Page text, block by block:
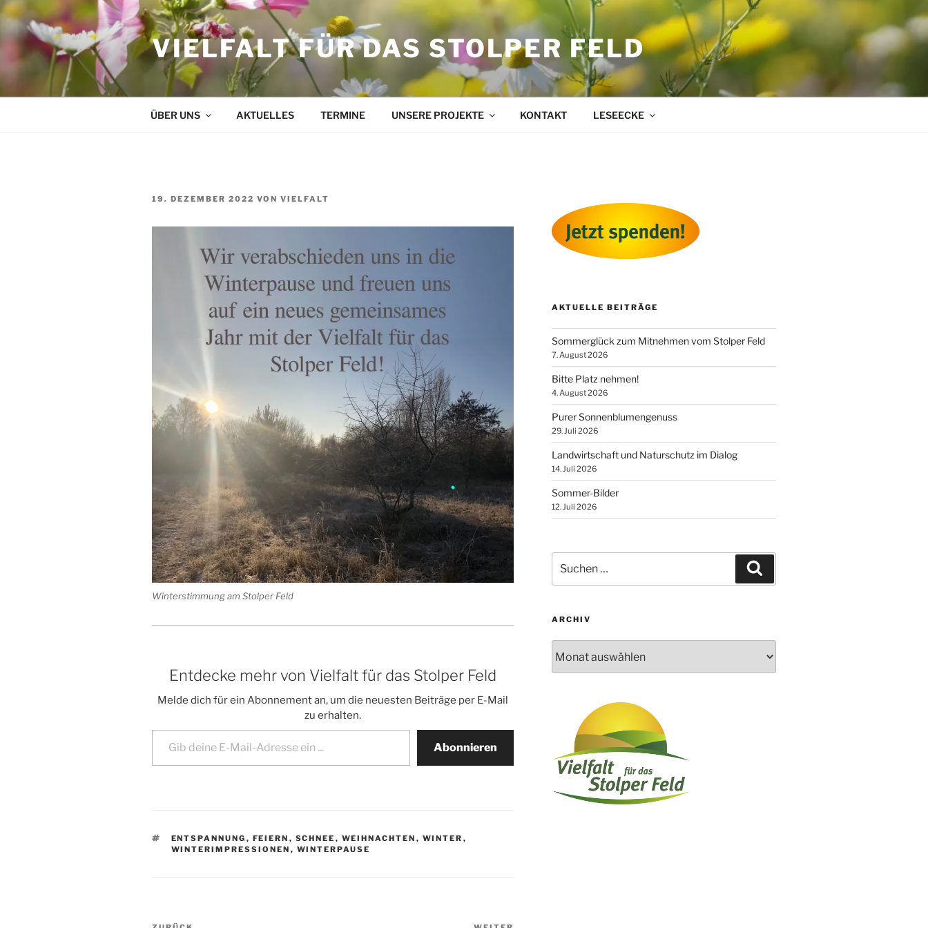
Zum
Inhalt
springen
VIELFALT FÜR DAS STOLPER FELD
ÜBER UNS AKTUELLES TERMINE UNSERE PROJEKTE KONTAKT LESEECKE
VERÖFFENTLICHT
19. DEZEMBER 2022 VON VIELFALT
Winterstimmung am Stolper Feld
Entdecke mehr von Vielfalt für das Stolper Feld
Melde dich für ein Abonnement an, um die neuesten Beiträge per E-Mail
zu erhalten.
Gib deine E-Mail-Adresse ein ...
Abonnieren
SCHLAGWÖRTER
ENTSPANNUNG , FEIERN , SCHNEE , WEIHNACHTEN , WINTER ,
WINTERIMPRESSIONEN , WINTERPAUSE
Beitragsnavigation
AKTUELLE BEITRÄGE
Sommerglück zum Mitnehmen vom Stolper Feld
7. August 2026
Bitte Platz nehmen!
4. August 2026
Purer Sonnenblumengenuss
29. Juli 2026
Landwirtschaft und Naturschutz im Dialog
14. Juli 2026
Sommer-Bilder
12. Juli 2026
nach:
ARCHIV